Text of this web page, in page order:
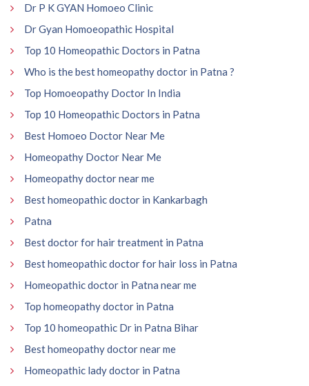
Dr P K GYAN Homoeo Clinic
Dr Gyan Homoeopathic Hospital
Top 10 Homeopathic Doctors in Patna
Who is the best homeopathy doctor in Patna ?
Top Homoeopathy Doctor In India
Top 10 Homeopathic Doctors in Patna
Best Homoeo Doctor Near Me
Homeopathy Doctor Near Me
Homeopathy doctor near me
Best homeopathic doctor in Kankarbagh
Patna
Best doctor for hair treatment in Patna
Best homeopathic doctor for hair loss in Patna
Homeopathic doctor in Patna near me
Top homeopathy doctor in Patna
Top 10 homeopathic Dr in Patna Bihar
Best homeopathy doctor near me
Homeopathic lady doctor in Patna